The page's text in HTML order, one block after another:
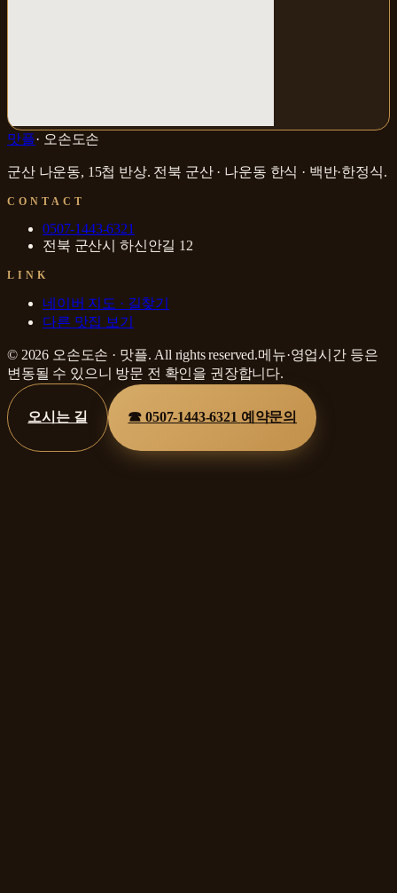
맛플· 오손도손
군산 나운동, 15첩 반상. 전북 군산 · 나운동 한식 · 백반·한정식.
CONTACT
0507-1443-6321
전북 군산시 하신안길 12
LINK
네이버 지도 · 길찾기
다른 맛집 보기
© 2026 오손도손 · 맛플. All rights reserved.메뉴·영업시간 등은
변동될 수 있으니 방문 전 확인을 권장합니다.
오시는 길 ☎0507-1443-6321 예약문의